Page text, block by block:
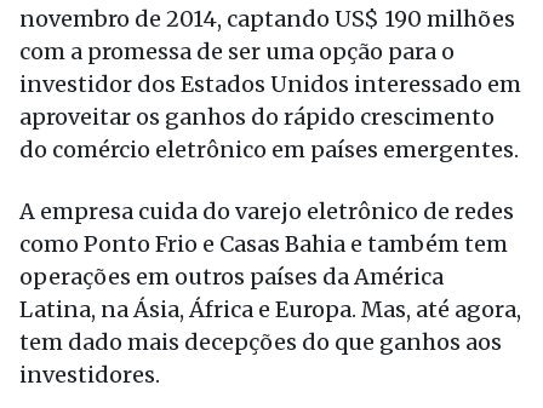
novembro de 2014, captando US$ 190 milhões
com a promessa de ser uma opção para o
investidor dos Estados Unidos interessado em
aproveitar os ganhos do rápido crescimento
do comércio eletrônico em países emergentes.
A empresa cuida do varejo eletrônico de redes
como Ponto Frio e Casas Bahia e também tem
operações em outros países da América
Latina, na Ásia, África e Europa. Mas, até agora,
tem dado mais decepções do que ganhos aos
investidores.